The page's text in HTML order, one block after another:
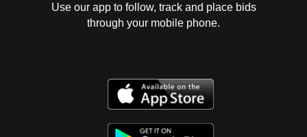
Use our app to follow, track and place bids
through your mobile phone.